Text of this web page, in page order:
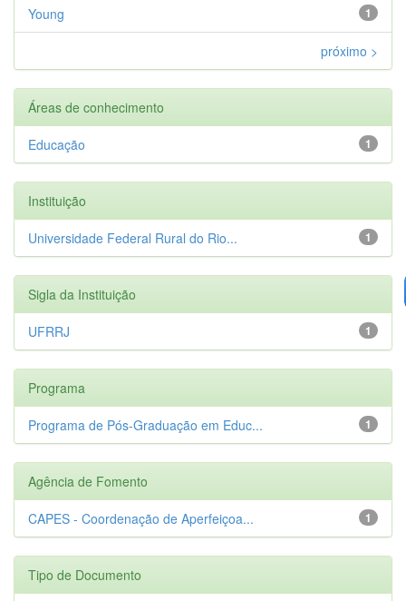
1
Young
próximo >
Áreas de conhecimento
1
Educação
Instituição
1
Universidade Federal Rural do Rio...
Sigla da Instituição
1
UFRRJ
Programa
1
Programa de Pós-Graduação em Educ...
Agência de Fomento
1
CAPES - Coordenação de Aperfeiçoa...
Tipo de Documento